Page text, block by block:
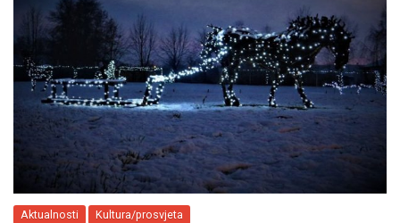
Aktualnosti Kultura/prosvjeta